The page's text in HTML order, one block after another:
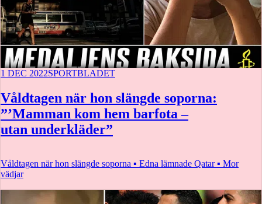
1 DEC 2022SPORTBLADET
Våldtagen när hon slängde soporna:
”’Mamman kom hem barfota –
utan underkläder”
Våldtagen när hon slängde soporna ▪ Edna lämnade Qatar ▪ Mor
vädjar